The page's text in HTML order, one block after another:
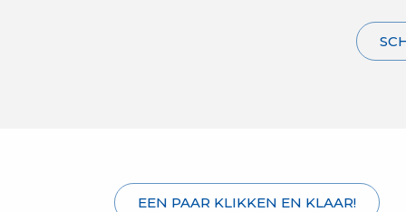
EEN PAAR KLIKKEN EN KLAAR!